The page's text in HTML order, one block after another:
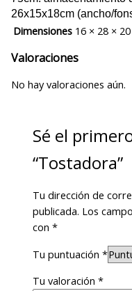
26x15x18cm (ancho/
Dimensiones 16 × 28 ×
Valoraciones
No hay valoraciones aún.
Sé el
“Tostadora”
Tu dirección de
publicada. Los
con*
Tu puntuación*
Tu valoración*